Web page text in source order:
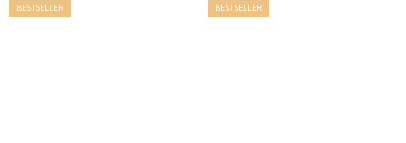
BESTSELLER BESTSELLER